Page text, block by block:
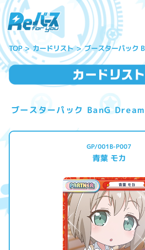
TOP カードリスト ブースターパック
ブースターパック BanG
GP/001B-P007
青葉 モカ